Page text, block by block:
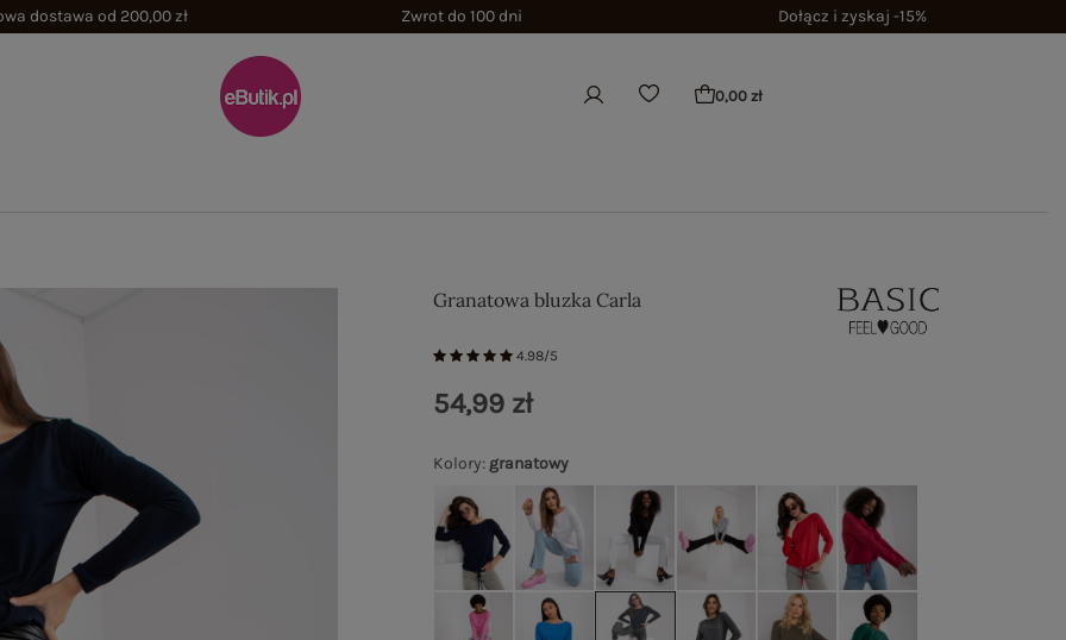
dostawa od 200,00 zł Zwrot do 100 dni Dołącz i zyskaj -15%
0,00 zł
Granatowa bluzka Carla
4.98/5
Kolory: granatowy
54,99 zł